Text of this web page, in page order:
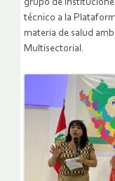
grupo de
técnico a la
materia de salud
Multisectorial.